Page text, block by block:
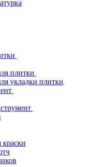
плитки
укладки плитки